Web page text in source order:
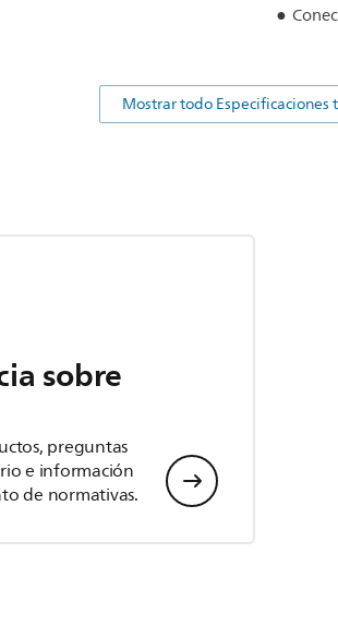
Mostrar todo Especificaciones
sobre
preguntas
e información
de normativas.